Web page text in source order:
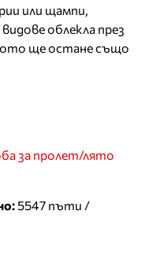
или щампи,
облекла през
ще остане също
за пролет/лято
5547 пъти /